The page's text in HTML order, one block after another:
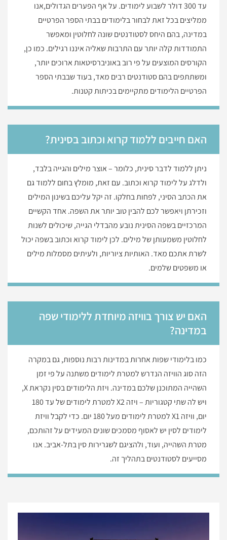
עד 300 דולר לשבוע לימודים. על אף הפערים הגדולים,אנו
ממליצים בכל זאת לבחור בלימודים בבתי הספר הפרטיים
במדינה, בהם היחס לסטודנטים שונה לחלוטין ומאפשר
התמודדות קלה יותר עם התרבות שאליה איננו רגילים. כמו כן,
הקורסים המוצעים על פי רוב באוניברסיטאות ארוכים יותר,
ומשתתפים בהם סטודנטים רבים מאד, בעוד שבבתי הספר
הפרטיים הלימודים מתקיימים בכיתות קטנות.
האם חייבים ללמוד קרוא וכתוב בסינית?
ניתן ללמוד לדבר סינית, כלומר – אוצר מילים והגייה בלבד,
ולדלג על לימוד קרוא וכתוב. עם זאת, מומלץ בחום ללמוד גם
את הכתב הסיני, לפחות בחלקו. זה יקל עליכם בשינון המילים
וזכירתן ויאפשר לכם להבין טוב יותר את השפה. אחד הקשיים
המרכזיים בשפה הסינית נובע מהבדלי הגייה, שיכולים לשנות
לחלוטין משמעותן של מילים. לכן לימוד קרוא וכתוב בשפה יכול
לשרת אתכם מאד. האותיות ציוריות, ולעיתים מסמלות מילים
או משפטים שלמים.
האם יש צורך בוויזה מיוחדת ללימודי שפה
במדינה?
כמו בלימודי שפות אחרות במדינות רבות נוספות, גם במקרה
הזה סוג הוויזה הנדרש למטרת לימודים משתנה על פי זמן
השהייה המתוכנן שלכם במדינה. ויזת הלימודים בסין נקראת X,
ויש לה שתי קטגוריות – ויזה X2 למטרת לימודים של עד 180
יום, וויזה X1 למטרת לימודים מעל 180 יום. כדי לקבל וויזת
לימודים לסין יש לאסוף מסמכים שונים המעידים על זהותכם,
מטרת השהייה, ועוד, ולהציגם לשגרירות סין בתל-אביב. אנו
מסייעים לסטודנטים בתהליך זה.